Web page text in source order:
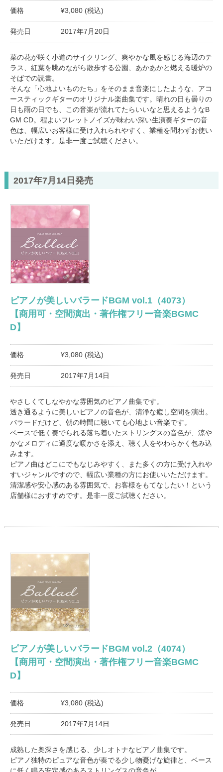
価格 ¥3,080 (税込)
発売日 2017年7月20日
菜の花が咲く小道のサイクリング、爽やかな風を感じる海辺のテ
ラス、紅葉を眺めながら散歩する公園、あかあかと燃える暖炉の
そばでの読書。
そんな「心地よいものたち」をそのまま音楽にしたような、アコ
ースティックギターのオリジナル楽曲集です。晴れの日も曇りの
日も雨の日でも、この音楽が流れてたらいいなと思えるようなB
GM CD。程よいフレットノイズが味わい深い生演奏ギターの音
色は、幅広いお客様に受け入れられやすく、業種を問わずお使い
いただけます。是非一度ご試聴ください。
2017年7月14日発売
ピアノが美しいバラードBGM vol.1（4073）
【商用可・空間演出・著作権フリー音楽BGMC
D】
価格 ¥3,080 (税込)
発売日 2017年7月14日
やさしくてしなやかな雰囲気のピアノ曲集です。
透き通るように美しいピアノの音色が、清浄な癒し空間を演出。
バラードだけど、朝の時間に聴いても心地よい音楽です。
ベースで低く奏でられる落ち着いたストリングスの音色が、涼や
かなメロディに適度な暖かさを添え、聴く人をやわらかく包み込
みます。
ピアノ曲はどこにでもなじみやすく、また多くの方に受け入れや
すいジャンルですので、幅広い業種の方にお使いいただけます。
清潔感や安心感のある雰囲気で、お客様をもてなしたい！という
店舗様におすすめです。是非一度ご試聴ください。
ピアノが美しいバラードBGM vol.2（4074）
【商用可・空間演出・著作権フリー音楽BGMC
D】
価格 ¥3,080 (税込)
発売日 2017年7月14日
成熟した奥深さを感じる、少しオトナなピアノ曲集です。
ピアノ独特のピュアな音色が奏でる少し物憂げな旋律と、ベース